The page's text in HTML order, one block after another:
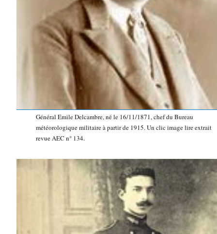
Général Emile Delcambre, né le 16/11/1871, chef du Bureau
météorologique militaire à partir de 1915. Un clic image lire extrait
revue AEC n° 134.